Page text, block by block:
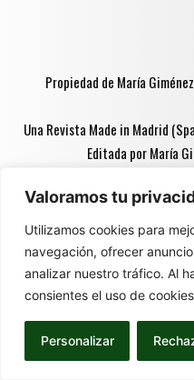
Valoramos tu
Utilizamos cookies para
navegación, ofrecer
analizar nuestro tráfico. Al
consientes el uso de
Personalizar
Propiedad de María
Una Revista Made in Madrid
Editada por María
Parte del contenido de
exclusivamente a
Promovemos el
alcohólicas. Prohibida su